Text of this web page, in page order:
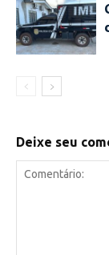
Deixe seu